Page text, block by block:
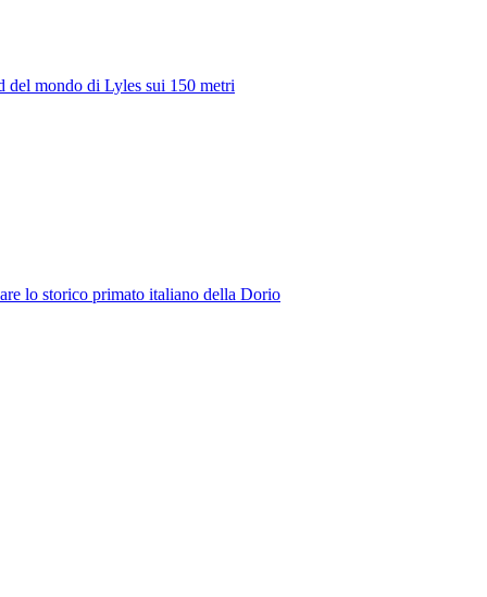
del mondo di Lyles sui 150 metri
lo storico primato italiano della Dorio